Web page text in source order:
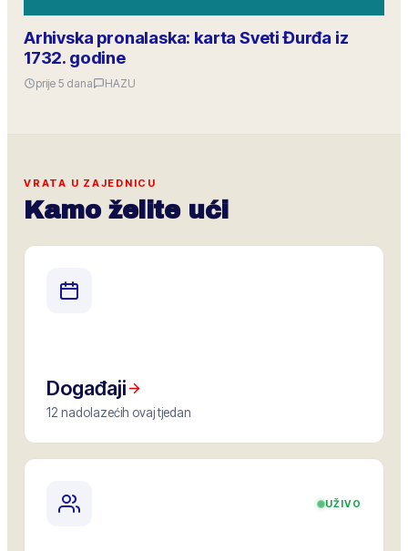
Arhivska pronalaska: karta Sveti Đurđa iz
1732. godine
prije 5 dana HAZU
VRATA U ZAJEDNICU
Kamo želite ući
Događaji
12 nadolazećih ovaj tjedan
UŽIVO